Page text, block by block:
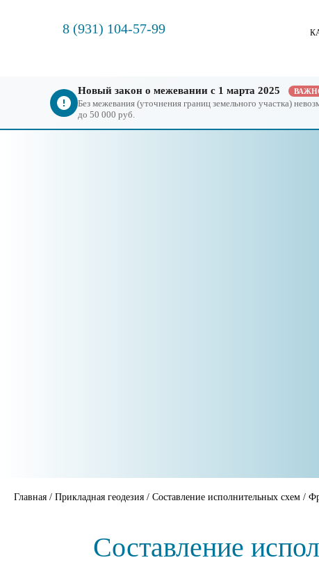
8 (931) 104-57-99
Новый закон о межевании с 1 марта 2025
Без межевания (уточнения границ земельного участка)
до 50 000 руб.
Главная / Прикладная геодезия / Составление исполнительных схем /
Составление